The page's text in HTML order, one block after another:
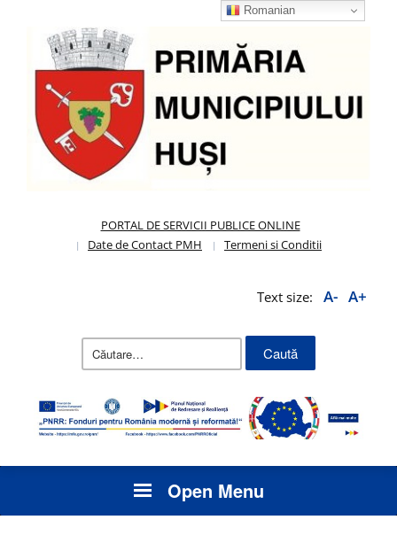
PORTAL DE SERVICII PUBLICE ONLINE
Date de Contact PMH
Termeni si Conditii
Text size: A- A+
Caută
Open Menu
Romanian